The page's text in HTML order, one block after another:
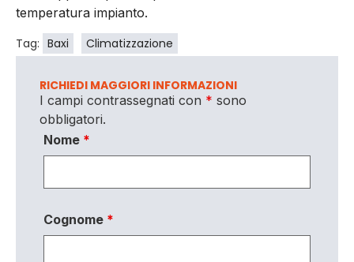
temperatura impianto.
Tag: Baxi Climatizzazione
RICHIEDI MAGGIORI INFORMAZIONI
I campi contrassegnati con * sono
obbligatori.
Nome *
Cognome *